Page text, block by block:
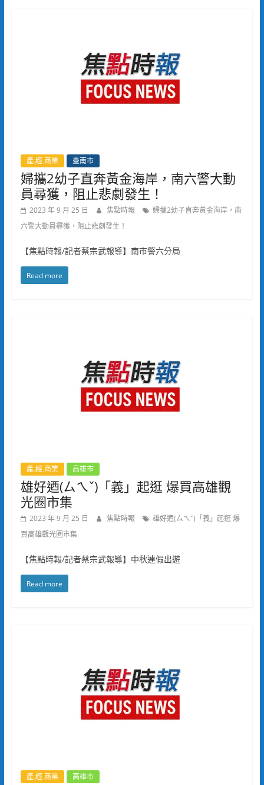
產.經.商業 臺南市
婦攜2幼子直奔黃金海岸，南六警大動
員尋獲，阻止悲劇發生！
2023 年 9 月 25 日 焦點時報
婦攜2幼子直奔黃金海岸，南
六警大動員尋獲，阻止悲劇發生！
【焦點時報/記者蔡宗武報導】南市警六分局
Read more
產.經.商業 高雄市
雄好迺(ㄙㄟˇ)「義」起逛 爆買高雄觀
光圈市集
2023 年 9 月 25 日 焦點時報
雄好迺(ㄙㄟˇ)「義」起逛 爆
買高雄觀光圈市集
【焦點時報/記者蔡宗武報導】中秋連假出遊
Read more
產.經.商業 高雄市